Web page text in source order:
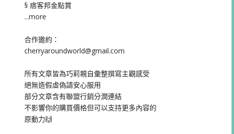
§ 痞客邦金點賞
...more
合作邀約：
cherryaroundworld@gmail.com
所有文章皆為巧莉親自彙整撰寫主觀感受
絕無造假虛偽請安心服用
部分文章含有聯盟行銷分潤連結
不影響你的購買價格但可以支持更多內容的
原動力🙌